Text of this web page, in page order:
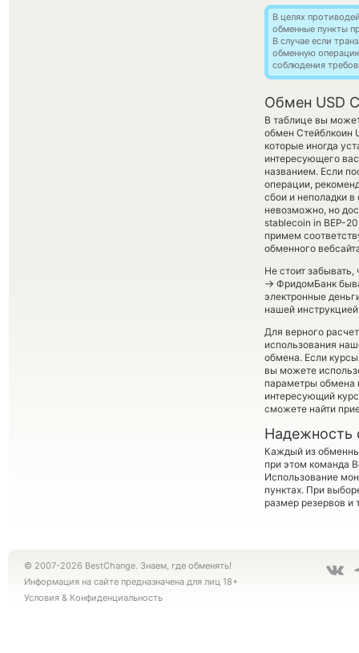
В целях
обменные пункты
В случае если
обменную
соблюдения
Обмен USD
В таблице вы
обмен Стейблкоин
которые иногда
интересующего
названием. Если
операции,
сбои и неполадки
невозможно, но
stablecoin in BEP-
примем
обменного
Не стоит
→ ФридомБанк
электронные
нашей инструкцией
Для верного
использования
обмена. Если
вы можете
параметры обмена
интересующий
сможете найти
Надежность
Каждый из
при этом команда
Использование
пунктах. При
размер резервов и
© 2007-2026 BestChange. Знаем, где обменять!
Информация на сайте предназначена для лиц 18+
Условия & Конфиденциальность